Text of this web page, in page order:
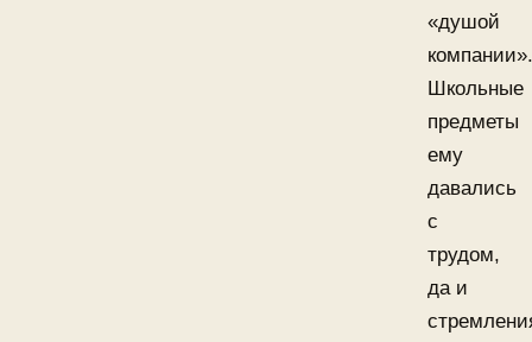
«душой
компании».
Школьные
предметы
ему
давались
с
трудом,
да и